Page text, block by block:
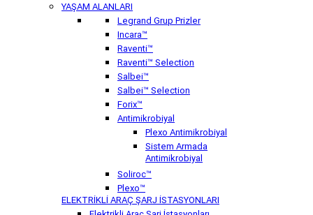
YAŞAM ALANLARI
Legrand Grup Prizler
Incara™
Raventi™
Raventi™ Selection
Salbei™
Salbei™ Selection
Forix™
Antimikrobiyal
Plexo Antimikrobiyal
Sistem Armada
Antimikrobiyal
Soliroc™
Plexo™
ELEKTRİKLİ ARAÇ ŞARJ İSTASYONLARI